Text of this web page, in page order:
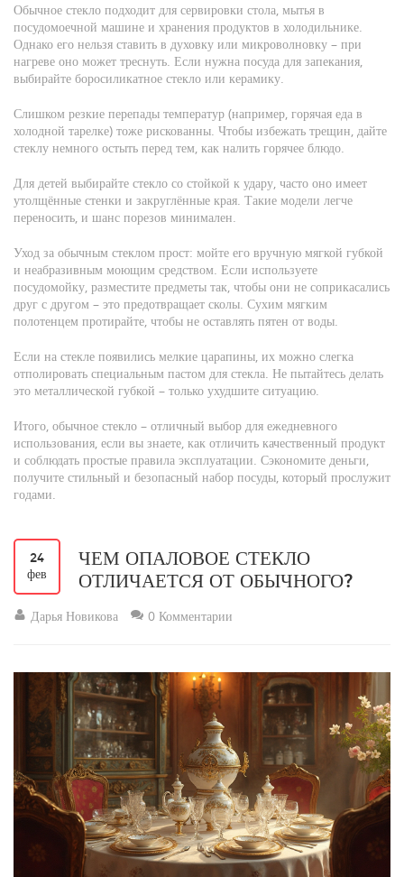
Обычное стекло подходит для сервировки стола, мытья в
посудомоечной машине и хранения продуктов в холодильнике.
Однако его нельзя ставить в духовку или микроволновку – при
нагреве оно может треснуть. Если нужна посуда для запекания,
выбирайте боросиликатное стекло или керамику.
Слишком резкие перепады температур (например, горячая еда в
холодной тарелке) тоже рискованны. Чтобы избежать трещин, дайте
стеклу немного остыть перед тем, как налить горячее блюдо.
Для детей выбирайте стекло со стойкой к удару, часто оно имеет
утолщённые стенки и закруглённые края. Такие модели легче
переносить, и шанс порезов минимален.
Уход за обычным стеклом прост: мойте его вручную мягкой губкой
и неабразивным моющим средством. Если используете
посудомойку, разместите предметы так, чтобы они не соприкасались
друг с другом – это предотвращает сколы. Сухим мягким
полотенцем протирайте, чтобы не оставлять пятен от воды.
Если на стекле появились мелкие царапины, их можно слегка
отполировать специальным пастом для стекла. Не пытайтесь делать
это металлической губкой – только ухудшите ситуацию.
Итого, обычное стекло – отличный выбор для ежедневного
использования, если вы знаете, как отличить качественный продукт
и соблюдать простые правила эксплуатации. Сэкономите деньги,
получите стильный и безопасный набор посуды, который прослужит
годами.
24
фев
ЧЕМ ОПАЛОВОЕ СТЕКЛО
ОТЛИЧАЕТСЯ ОТ ОБЫЧНОГО?
Дарья Новикова 0 Комментарии